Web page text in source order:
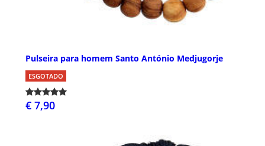
Pulseira para homem Santo António Medjugorje
ESGOTADO
€ 7,90